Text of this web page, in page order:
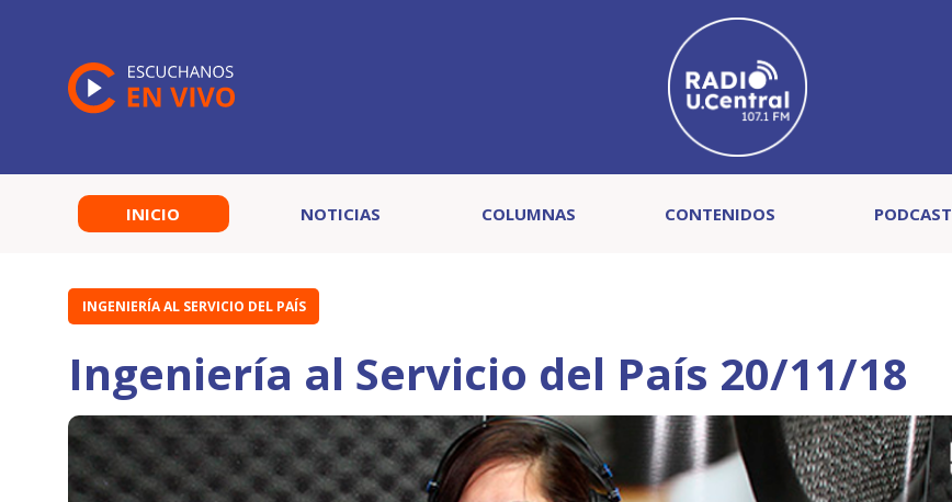
INICIO NOTICIAS COLUMNAS CONTENIDOS PODCAST
INGENIERÍA AL SERVICIO DEL PAÍS
Ingeniería al Servicio del País 20/11/18